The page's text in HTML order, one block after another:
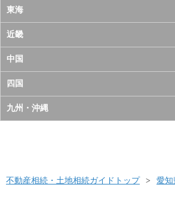
岩手県
宮城県
秋田県
山形県
福島県
神奈川県
千葉県
埼玉県
茨城県
栃木県
山梨県
長野県
新潟県
富山県
石川県
東海
愛知県
岐阜県
三重県
静岡県
近畿
大阪府
京都府
兵庫県
和歌山県
中国
鳥取県
島根県
山口県
四国
徳島県
高知県
九州・沖縄
長崎県
不動産相続・土地相続ガイドトップ 愛知